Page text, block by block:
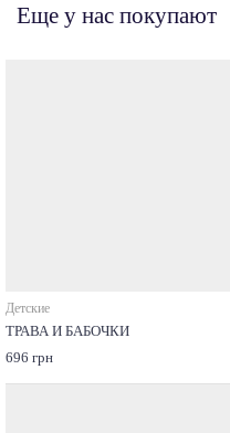
Еще у нас покупают
Детские
ТРАВА И БАБОЧКИ
696 грн